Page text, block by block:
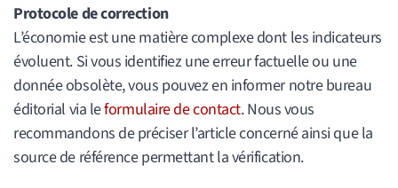
Protocole de correction
L’économie est une matière complexe dont les indicateurs
évoluent. Si vous identifiez une erreur factuelle ou une
donnée obsolète, vous pouvez en informer notre bureau
éditorial via leformulaire de contact. Nous vous
recommandons de préciser l’article concerné ainsi que la
source de référence permettant la vérification.